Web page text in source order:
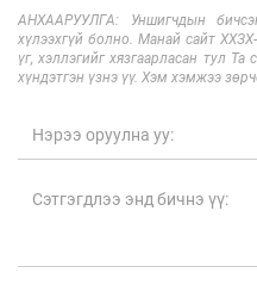
АНХААРУУЛГА: Уншигчдын
хүлээхгүй болно. Манай сайт
үг, хэллэгийг хязгаарласан тул
хүндэтгэн үзнэ үү. Хэм хэмжээ